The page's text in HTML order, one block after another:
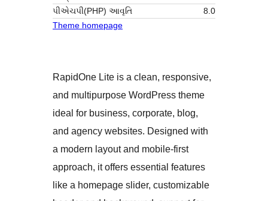
પીએચપી(PHP) આવૃતિ
8.0
Theme homepage
RapidOne Lite is a clean, responsive,
and multipurpose WordPress theme
ideal for business, corporate, blog,
and agency websites. Designed with
a modern layout and mobile-first
approach, it offers essential features
like a homepage slider, customizable